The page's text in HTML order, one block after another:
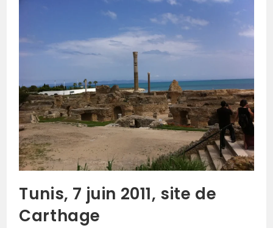
Tunis, 7 juin 2011, site de
Carthage